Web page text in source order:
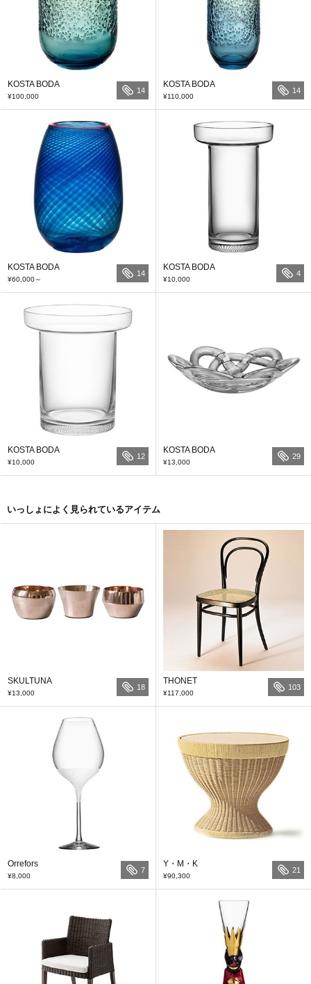
KOSTA BODA
¥100,000
14
KOSTA BODA
¥110,000
14
KOSTA BODA
¥60,000～
14
KOSTA BODA
¥10,000
4
KOSTA BODA
¥10,000
12
KOSTA BODA
¥13,000
29
いっしょによく見られているアイテム
SKULTUNA
¥13,000
18
THONET
¥117,000
103
Orrefors
¥8,000
7
Y・M・K
¥90,300
21